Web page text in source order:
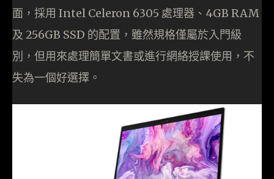
面，採用 Intel Celeron 6305 處理器、4GB RAM
及 256GB SSD 的配置，雖然規格僅屬於入門級
別，但用來處理簡單文書或進行網絡授課使用，不
失為一個好選擇。